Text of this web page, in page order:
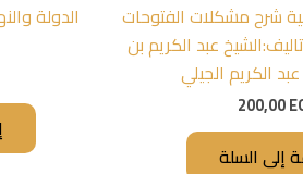
شرح مشكلات الفتوحات
عبد الكريم بن
الكريم الجيلي
200,00
إلى السلة
الدولة